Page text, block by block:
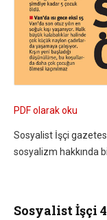
PDF olarak oku
Sosyalist İşçi
sosyalizm hakkında
Sosyalist İşçi